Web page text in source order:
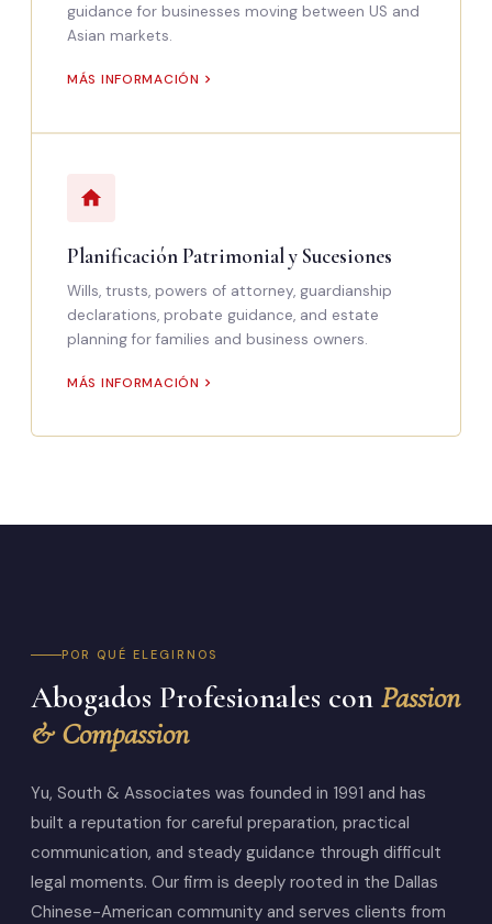
guidance for businesses moving between US and
Asian markets.
MÁS INFORMACIÓN
Planificación Patrimonial y Sucesiones
Wills, trusts, powers of attorney, guardianship
declarations, probate guidance, and estate
planning for families and business owners.
MÁS INFORMACIÓN
POR QUÉ ELEGIRNOS
Abogados Profesionales con Passion
& Compassion
Yu, South & Associates was founded in 1991 and has
built a reputation for careful preparation, practical
communication, and steady guidance through difficult
legal moments. Our firm is deeply rooted in the Dallas
Chinese-American community and serves clients from